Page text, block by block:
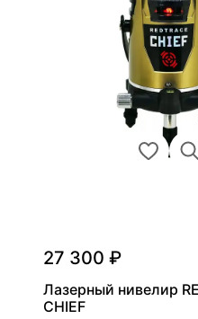
27 300 ₽
Лазерный нивелир
CHIEF